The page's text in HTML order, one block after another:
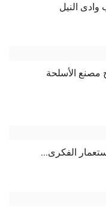
النيل
مصنع الأسلحة
الفكرى...